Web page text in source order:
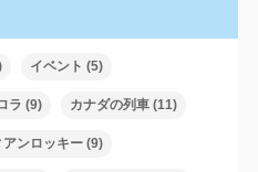
イベント (5)
ラ (9) カナダの列車(11)
アンロッキー(9)